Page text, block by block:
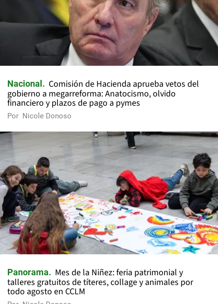
Nacional
Comisión de Hacienda aprueba vetos del
gobierno a megarreforma: Anatocismo, olvido
financiero y plazos de pago a pymes
Por Nicole Donoso
Panorama
Mes de la Niñez: feria patrimonial y
talleres gratuitos de títeres, collage y animales por
todo agosto en CCLM